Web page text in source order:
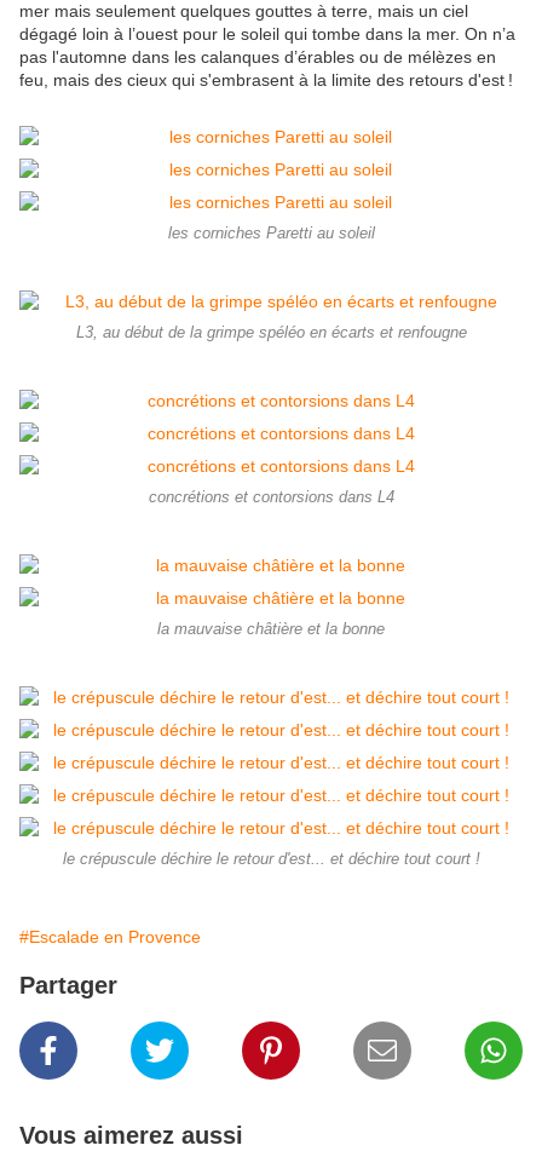
mer mais seulement quelques gouttes à terre, mais un ciel
dégagé loin à l’ouest pour le soleil qui tombe dans la mer. On n’a
pas l'automne dans les calanques d’érables ou de mélèzes en
feu, mais des cieux qui s'embrasent à la limite des retours d'est !
les corniches Paretti au soleil
L3, au début de la grimpe spéléo en écarts et renfougne
concrétions et contorsions dans L4
la mauvaise châtière et la bonne
le crépuscule déchire le retour d'est... et déchire tout court !
#Escalade en Provence
Partager
Vous aimerez aussi